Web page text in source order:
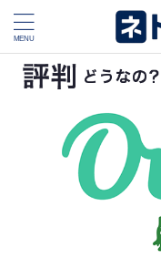
キャッシュレス
ネットショップ開設１